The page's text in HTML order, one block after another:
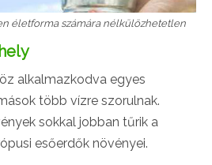
életforma számára nélkülözhetetlen
alkalmazkodva egyes
több vízre szorulnak.
sokkal jobban tűrik a
esőerdők növényei.